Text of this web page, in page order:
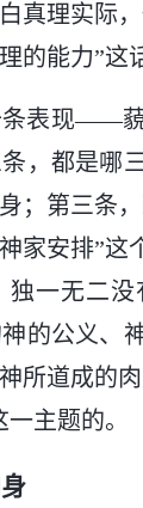
真理实际
的能力”这
表现——
，都是哪
；第三条
家安排”这
一无二
的公义、
所道成的
主题的。